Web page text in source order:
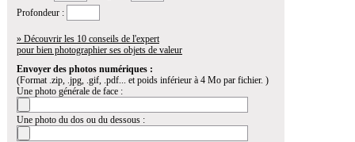
Profondeur :
» Découvrir les 10 conseils de l'expert
pour bien photographier ses objets de valeur
Envoyer des photos numériques :
(Format .zip, .jpg, .gif, .pdf... et poids inférieur à 4 Mo par fichier. )
Une photo générale de face :
Une photo du dos ou du dessous :